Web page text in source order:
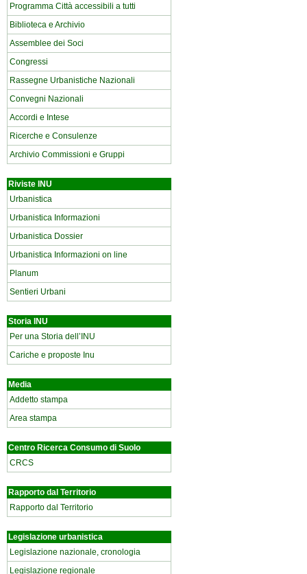
Programma Città accessibili a tutti
Biblioteca e Archivio
Assemblee dei Soci
Congressi
Rassegne Urbanistiche Nazionali
Convegni Nazionali
Accordi e Intese
Ricerche e Consulenze
Archivio Commissioni e Gruppi
Riviste INU
Urbanistica
Urbanistica Informazioni
Urbanistica Dossier
Urbanistica Informazioni on line
Planum
Sentieri Urbani
Storia INU
Per una Storia dell’INU
Cariche e proposte Inu
Media
Addetto stampa
Area stampa
Centro Ricerca Consumo di Suolo
CRCS
Rapporto dal Territorio
Rapporto dal Territorio
Legislazione urbanistica
Legislazione nazionale, cronologia
Legislazione regionale